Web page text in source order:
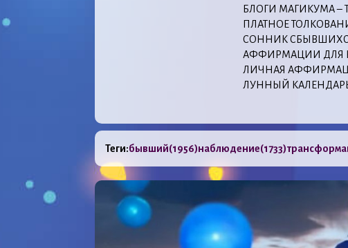
БЛОГИ МАГИКУМА
ПЛАТНОЕ
СОННИК
АФФИРМАЦИИ ДЛЯ
ЛИЧНАЯ
ЛУННЫЙ
Теги:бывший(1956)наблюдение(1733)